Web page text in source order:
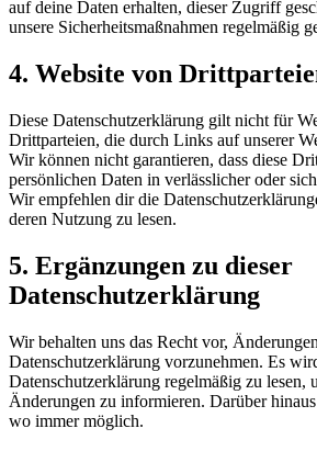
auf deine Daten erhalten, dieser Zugriff
unsere Sicherheitsmaßnahmen regelmäßig
4. Website von
Diese Datenschutzerklärung gilt nicht für
Drittparteien, die durch Links auf unserer
Wir können nicht garantieren, dass diese
persönlichen Daten in verlässlicher oder
Wir empfehlen dir die
deren Nutzung zu lesen.
5. Ergänzungen zu dieser
Datenschutzerklärung
Wir behalten uns das Recht vor,
Datenschutzerklärung vorzunehmen. Es
Datenschutzerklärung regelmäßig zu lesen,
Änderungen zu informieren. Darüber
wo immer möglich.